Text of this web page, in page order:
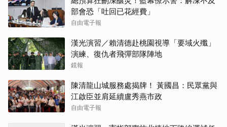
部會恐「吐回已花經費」
自由電子報
漢光演習／賴清德赴桃園視導「要域火殲」
演練、復仇者飛彈部隊陣地
鏡報
陳清龍山城服務處揭牌！ 黃國昌：民眾黨與
江啟臣並肩延續盧秀燕市政
自由電子報